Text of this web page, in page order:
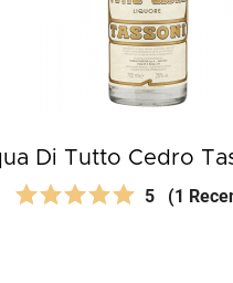
Di Tutto Cedro
5 (1